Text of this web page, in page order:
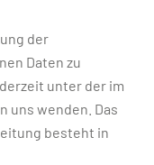
der
Daten zu
unter der im
uns wenden. Das
besteht in